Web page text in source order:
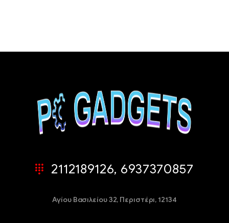
2112189126, 6937370857
Αγίου Βασιλείου 32, Περιστέρι, 12134